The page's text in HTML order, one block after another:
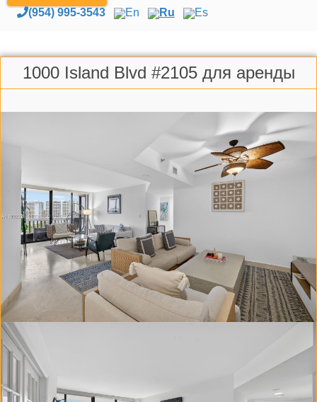
(954) 995-3543 En Ru Es
1000 Island Blvd #2105 для аренды